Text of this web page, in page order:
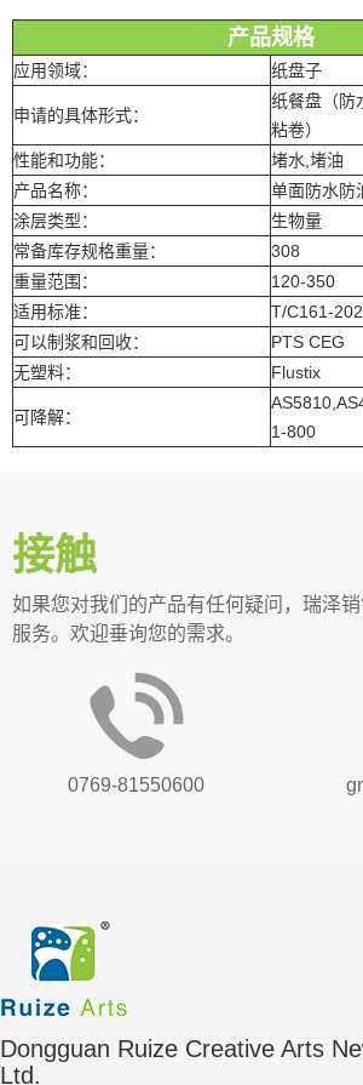
产品规格
应用领域： 纸盘子
申请的具体形式：
纸餐盘（防
粘卷）
性能和功能：
堵水,堵油
产品名称：
单面防水防
涂层类型：
生物量
常备库存规格重量：
308
重量范围：
120-350
适用标准：
T/C161-
可以制浆和回收：
PTS CEG
无塑料：
Flustix
可降解：
1-800
接触
如果您对我们的产品有任何疑问，瑞泽
服务。欢迎垂询您的需求。
0769-81550600
Dongguan Ruize Creative Arts
Ltd.